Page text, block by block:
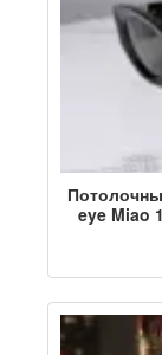
eye Miao